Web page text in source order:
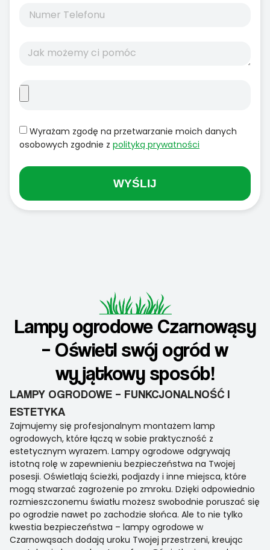
Wyrażam zgodę na przetwarzanie moich danych
osobowych zgodnie z polityką prywatności
WYŚLIJ
Lampy ogrodowe Czarnowąsy
– Oświetl swój ogród w
wyjątkowy sposób!
LAMPY OGRODOWE – FUNKCJONALNOŚĆ I
ESTETYKA
Zajmujemy się profesjonalnym montażem lamp
ogrodowych, które łączą w sobie praktyczność z
estetycznym wyrazem. Lampy ogrodowe odgrywają
istotną rolę w zapewnieniu bezpieczeństwa na Twojej
posesji. Oświetlają ścieżki, podjazdy i inne miejsca, które
mogą stwarzać zagrożenie po zmroku. Dzięki odpowiednio
rozmieszczonemu światłu możesz swobodnie poruszać się
po ogrodzie nawet po zachodzie słońca. Ale to nie tylko
kwestia bezpieczeństwa – lampy ogrodowe w
Czarnowąsach dodają uroku Twojej przestrzeni, kreując